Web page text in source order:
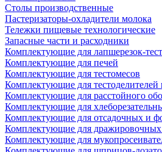
Столы производственные
Пастеризаторы-охладители молока
Тележки пищевые технологические
Запасные части и расходники
Комплектующие для лапшерезок-
Комплектующие для печей
Комплектующие для тестомесов
Комплектующие для тестоделителей
Комплектующие для расстойного
Комплектующие для
Комплектующие для отсадочных и
Комплектующие для дражировочных
Комплектующие для